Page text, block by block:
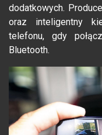
dodatkowych.
oraz inteligentny
telefonu, gdy
Bluetooth.